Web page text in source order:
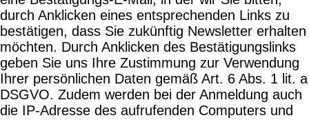
durch Anklicken eines entsprechenden Links zu
bestätigen, dass Sie zukünftig Newsletter erhalten
möchten. Durch Anklicken des Bestätigungslinks
geben Sie uns Ihre Zustimmung zur Verwendung
Ihrer persönlichen Daten gemäß Art. 6 Abs. 1 lit. a
DSGVO. Zudem werden bei der Anmeldung auch
die IP-Adresse des aufrufenden Computers und